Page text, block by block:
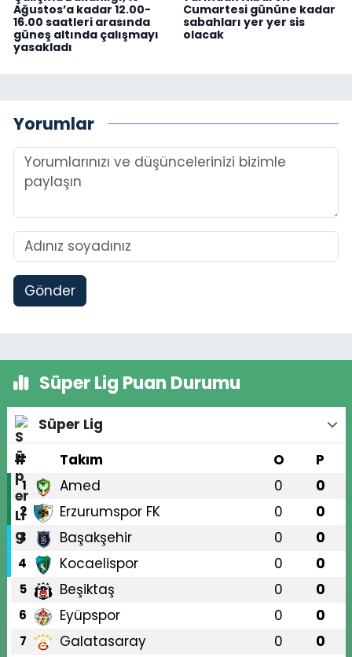
Ağustos’a kadar 12.00-
16.00 saatleri arasında
güneş altında çalışmayı
yasakladı
Cumartesi gününe kadar
sabahları yer yer sis
olacak
Yorumlar
Gönder
Süper Lig Puan Durumu
Süper Lig
#
Takım O P
1 Amed 0 0
2 Erzurumspor FK 0 0
3 Başakşehir 0 0
4 Kocaelispor 0 0
5 Beşiktaş 0 0
6 Eyüpspor 0 0
7 Galatasaray 0 0